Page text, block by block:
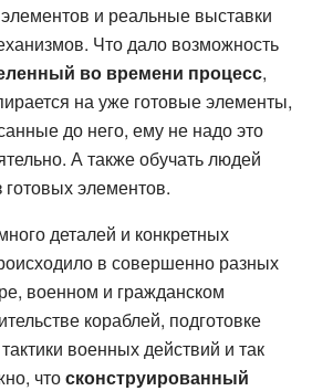
и реальные выставки
Что дало возможность
во времени процесс,
на уже готовые элементы,
до него, ему не надо это
А также обучать людей
элементов.
деталей и конкретных
в совершенно разных
военном и гражданском
кораблей, подготовке
военных действий и так
чтосконструированный